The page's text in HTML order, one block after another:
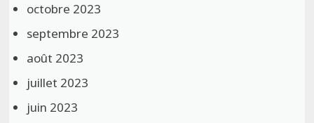
octobre 2023
septembre 2023
août 2023
juillet 2023
juin 2023